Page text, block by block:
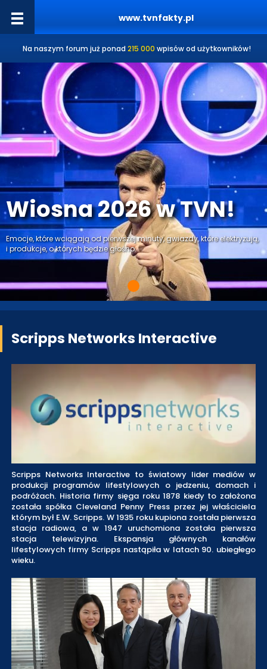
www.tvnfakty.pl
Na naszym forum już ponad 215 000 wpisów od użytkowników!
Wiosna 2026 w TVN!
Emocje, które wciągają od pierwszej minuty, gwiazdy, które elektryzują,
i produkcje, o których będzie głośno.
Scripps Networks Interactive
Scripps Networks Interactive to światowy lider mediów w
produkcji programów lifestylowych o jedzeniu, domach i
podróżach. Historia firmy sięga roku 1878 kiedy to założona
została spółka Cleveland Penny Press przez jej właściciela
którym był E.W. Scripps. W 1935 roku kupiona została pierwsza
stacja radiowa, a w 1947 uruchomiona została pierwsza
stacja telewizyjna. Ekspansja głównych kanałów
lifestylowych firmy Scripps nastąpiła w latach 90. ubiegłego
wieku.